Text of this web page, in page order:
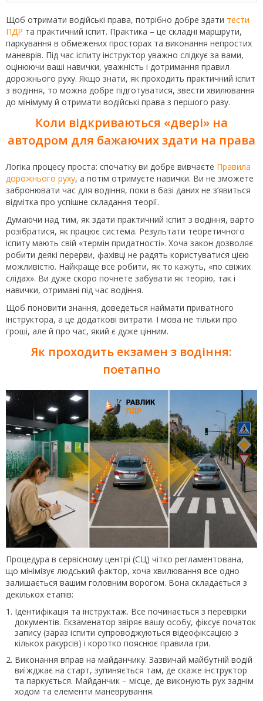
Щоб отримати водійські права, потрібно добре здати тести
ПДР та практичний іспит. Практика – це складні маршрути,
паркування в обмежених просторах та виконання непростих
маневрів. Під час іспиту інструктор уважно слідкує за вами,
оцінюючи ваші навички, уважність і дотримання правил
дорожнього руху. Якщо знати, як проходить практичний іспит
з водіння, то можна добре підготуватися, звести хвилювання
до мінімуму й отримати водійські права з першого разу.
Коли відкриваються «двері» на
автодром для бажаючих здати на права
Логіка процесу проста: спочатку ви добре вивчаєте Правила
дорожнього руху, а потім отримуєте навички. Ви не зможете
забронювати час для водіння, поки в базі даних не з’явиться
відмітка про успішне складання теорії.
Думаючи над тим, як здати практичний іспит з водіння, варто
розібратися, як працює система. Результати теоретичного
іспиту мають свій «термін придатності». Хоча закон дозволяє
робити деякі перерви, фахівці не радять користуватися цією
можливістю. Найкраще все робити, як то кажуть, «по свіжих
слідах». Ви дуже скоро почнете забувати як теорію, так і
навички, отримані під час водіння.
Щоб поновити знання, доведеться наймати приватного
інструктора, а це додаткові витрати. І мова не тільки про
гроші, але й про час, який є дуже цінним.
Як проходить екзамен з водіння:
поетапно
Процедура в сервісному центрі (СЦ) чітко регламентована,
що мінімізує людський фактор, хоча хвилювання все одно
залишається вашим головним ворогом. Вона складається з
декількох етапів:
Ідентифікація та інструктаж. Все починається з перевірки
документів. Екзаменатор звіряє вашу особу, фіксує початок
запису (зараз іспити супроводжуються відеофіксацією з
кількох ракурсів) і коротко пояснює правила гри.
Виконання вправ на майданчику. Зазвичай майбутній водій
виїжджає на старт, зупиняється там, де скаже інструктор
та паркується. Майданчик – місце, де виконують рух заднім
ходом та елементи маневрування.